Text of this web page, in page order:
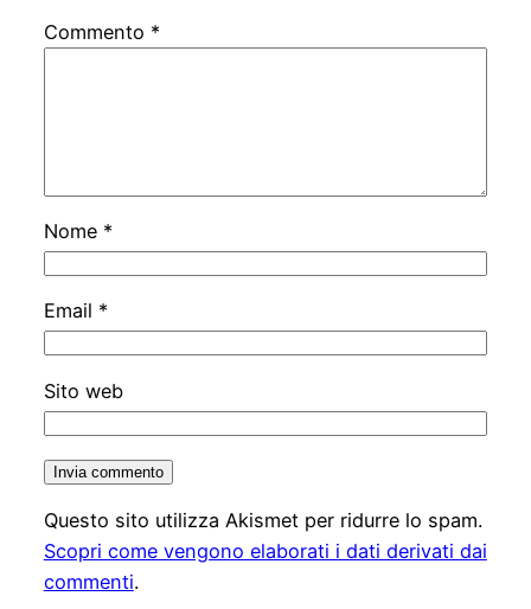
Commento *
Nome *
Email *
Sito web
Questo sito utilizza Akismet per ridurre lo spam.
Scopri come vengono elaborati i dati derivati dai
commenti.